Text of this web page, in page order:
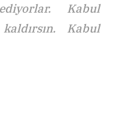
Kabul
Kabul